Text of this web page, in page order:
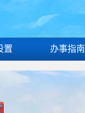
置 办事指南